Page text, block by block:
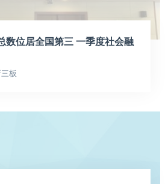
数位居全国第三 一季度社会融
板